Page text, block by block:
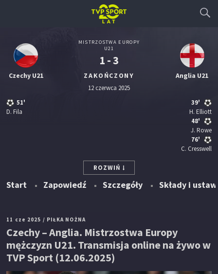
Czechy U21
51'
D. Fila
MISTRZOSTWA EUROPY
U21
1 - 3
ZAKOŃCZONY
12 czerwca 2025
Anglia U21
39'
H. Elliott
48'
J. Rowe
76'
C. Cresswell
ROZWIŃ
Start Zapowiedź Szczegóły Składy i
11 cze 2025 / PIŁKA NOŻNA
Czechy – Anglia. Mistrzostwa Europy
mężczyzn U21. Transmisja online na żywo w
TVP Sport (12.06.2025)